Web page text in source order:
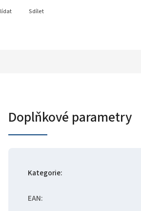
Sdílet
Doplňkové parametry
Kategorie:
EAN: